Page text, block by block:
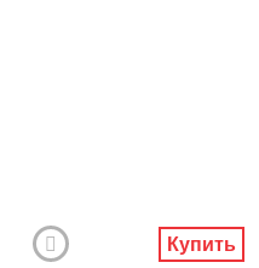
Купить